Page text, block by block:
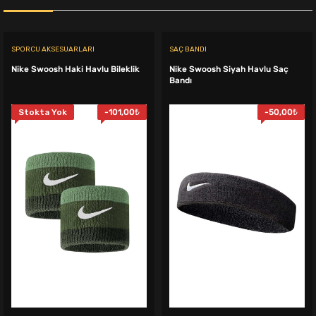
SPORCU AKSESUARLARI
Nike Swoosh Haki Havlu Bileklik
Stokta Yok -101,00₺
SAÇ BANDI
Nike Swoosh Siyah Havlu Saç
Bandı
-50,00₺